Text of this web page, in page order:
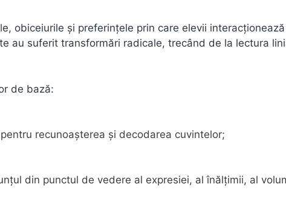
obiceiurile și preferințele prin care elevii
au suferit transformări radicale, trecând de la lectura
de bază:
recunoaşterea și decodarea cuvintelor;
din punctul de vedere al expresiei, al înălțimii, al